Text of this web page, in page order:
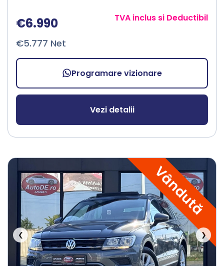
€6.990
€5.777 Net
TVA inclus si Deductibil
Programare vizionare
Vezi detalii
Vândută
❮ ❯